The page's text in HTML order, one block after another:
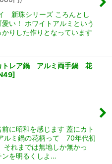
新珠シリーズ ころんとし
い！ ホワイトアルミという
りした作りとなっています
トレア鍋 アルミ両手鍋 花
]
に昭和を感じます 蓋にカト
ルミ鍋の花柄って 70年代初
それまでは無地しか無かっ
ンを明るくしよ…